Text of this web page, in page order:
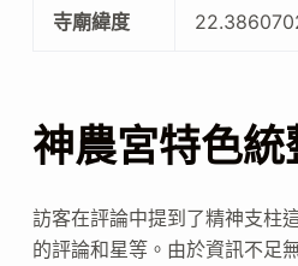
寺廟緯度
神農宮特色統
訪客在評論中提到了精神支柱
的評論和星等。由於資訊不足